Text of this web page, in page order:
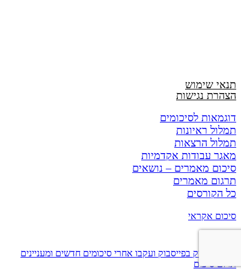
תנאי שימוש
הצהרת נגישות
דוגמאות לסיכומים
תמלול ראיונות
תמלול הרצאות
מאגר עבודות אקדמיות
סיכום מאמרים – נושאים
תרגום מאמרים
כל הקורסים
סיכום אקראי
עשו לנו לייק בפייסבוק ועקבו אחרי סיכומים חדשים ומעניינים
תרום סיכום